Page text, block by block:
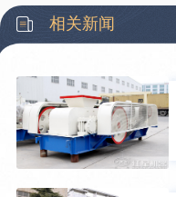
相关新闻